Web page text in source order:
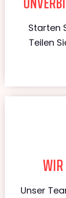
Starten
Teilen
Unser